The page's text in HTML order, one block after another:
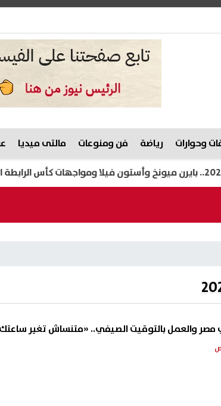
وحوارات رياضة فن ومنوعات مالتى ميديا
والعمل بالتوقيت الصيفي.. «متنساش تغير ساعتك